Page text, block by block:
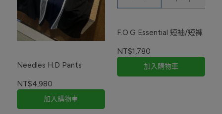
Needles H.D Pants
NT$4,980
加入購物車
F.O.G Essential 短袖/短褲
NT$1,780
加入購物車